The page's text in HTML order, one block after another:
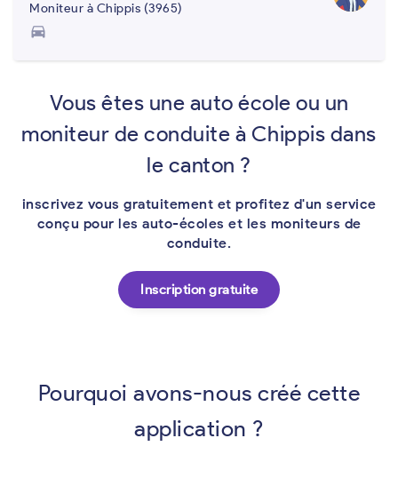
Moniteur à Chippis (3965)
directions_car
Vous êtes une auto école ou un
moniteur de conduite à Chippis dans
le canton ?
inscrivez vous gratuitement et profitez d'un service
conçu pour les auto-écoles et les moniteurs de
conduite.
Inscription gratuite
Pourquoi avons-nous créé cette
application ?